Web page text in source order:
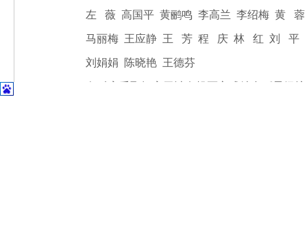
左 薇 高国平 黄鹂鸣 李高兰 李绍梅 黄 蓉
马丽梅 王应静 王 芳 程 庆 林 红 刘 平
刘娟娟 陈晓艳 王德芬